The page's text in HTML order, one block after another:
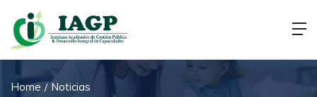
Home Noticias